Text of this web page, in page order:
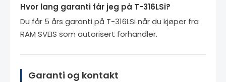
Hvor lang garanti får jeg på T-316LSi?
Du får 5 års garanti på T-316LSi når du kjøper fra
RAM SVEIS som autorisert forhandler.
Garanti og kontakt